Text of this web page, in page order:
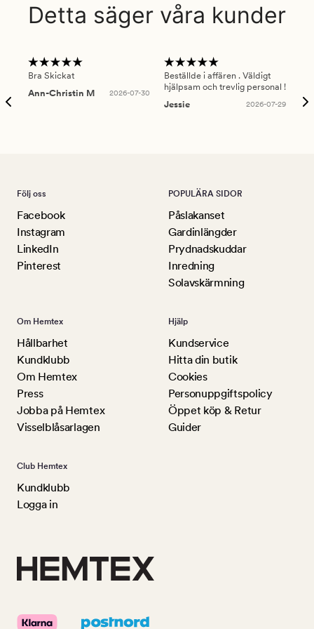
Detta säger våra kunder
Bra Skickat
Ann-Christin M
2026-07-30
Beställde i affären . Väldigt
hjälpsam och trevlig personal !
Jessie
2026-07-29
Följ oss
Facebook
Instagram
LinkedIn
Pinterest
POPULÄRA SIDOR
Påslakanset
Gardinlängder
Prydnadskuddar
Inredning
Solavskärmning
Om Hemtex
Hållbarhet
Kundklubb
Om Hemtex
Press
Jobba på Hemtex
Visselblåsarlagen
Hjälp
Kundservice
Hitta din butik
Cookies
Personuppgiftspolicy
Öppet köp & Retur
Guider
Club Hemtex
Kundklubb
Logga in